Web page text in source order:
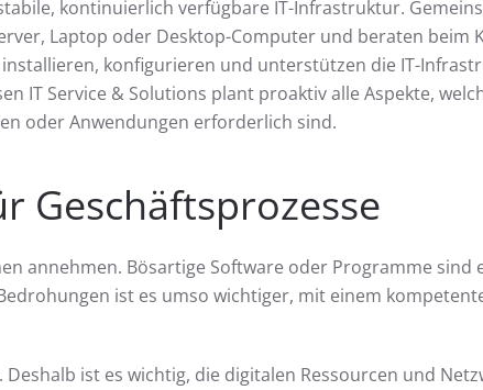
kontinuierlich verfügbare IT-Infrastruktur.
Laptop oder Desktop-Computer und beraten beim
konfigurieren und unterstützen die IT-
IT Service & Solutions plant proaktiv alle Aspekte,
oder Anwendungen erforderlich sind.
Geschäftsprozesse
annehmen. Bösartige Software oder Programme sind
ist es umso wichtiger, mit einem
ist es wichtig, die digitalen Ressourcen und